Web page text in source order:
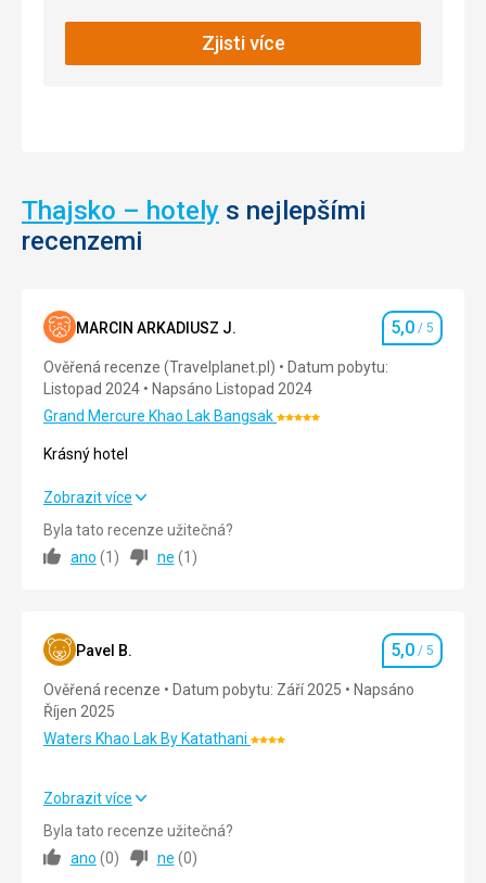
Zjisti více
Thajsko – hotely s nejlepšími
recenzemi
MARCIN ARKADIUSZ J. Hodnocení
5,0 / 5
Ověřená recenze (Travelplanet.pl)
Datum pobytu:
Listopad 2024
Napsáno Listopad 2024
Grand Mercure Khao Lak BangsakHodnocení:
Krásný hotel
Krásný hotel
Strava
Služby 5,0/ 5
Cena
Pláž čistá s dostatkem lehátek
Strava
Snídaně formou bufetu nic nechybělo
Zobrazit více
Byla tato recenze užitečná?
ano (1 ) ne (1 )
Pavel B. Hodnocení
5,0 / 5
Ověřená recenze Datum pobytu: Září 2025
Napsáno
Říjen 2025
Waters Khao Lak By KatathaniHodnocení:
Ubytování
Zobrazit více
Byla tato recenze užitečná?
ano (0) ne (0)